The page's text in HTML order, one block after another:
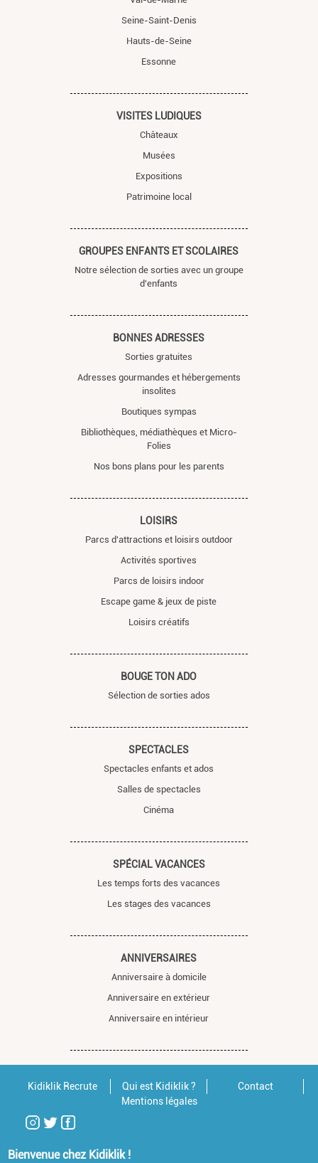
Seine-Saint-Denis
Hauts-de-Seine
Essonne
VISITES LUDIQUES
Châteaux
Musées
Expositions
Patrimoine local
GROUPES ENFANTS ET SCOLAIRES
Notre sélection de sorties avec un groupe
d'enfants
BONNES ADRESSES
Sorties gratuites
Adresses gourmandes et hébergements
insolites
Boutiques sympas
Bibliothèques, médiathèques et Micro-
Folies
Nos bons plans pour les parents
LOISIRS
Parcs d'attractions et loisirs outdoor
Activités sportives
Parcs de loisirs indoor
Escape game & jeux de piste
Loisirs créatifs
BOUGE TON ADO
Sélection de sorties ados
SPECTACLES
Spectacles enfants et ados
Salles de spectacles
Cinéma
SPÉCIAL VACANCES
Les temps forts des vacances
Les stages des vacances
ANNIVERSAIRES
Anniversaire à domicile
Anniversaire en extérieur
Anniversaire en intérieur
Kidiklik Recrute Qui est Kidiklik ?
Contact
Mentions légales
Bienvenue chez Kidiklik !